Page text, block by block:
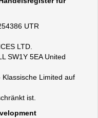
UTR
LTD.
SW1Y 5EA United
Klassische Limited auf
ist.